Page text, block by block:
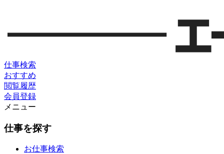
仕事検索
おすすめ
閲覧履歴
会員登録
メニュー
仕事を探す
お仕事検索